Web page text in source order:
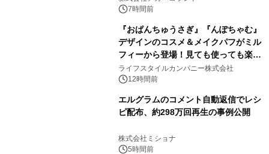
7時間前
『おぱんちゅうさぎ』『んぽちゃむ』
デザインのコスメ＆メイクパフがミル
フィーから登場！見ても使っても楽し
い、ポップでキュートなコレクショ
ン。
ライフスタイルカンパニー株式会社
12時間前
エルグラムのコメント自動返信でレシ
ピ配布、約298万回再生の事例公開
株式会社ミショナ
5時間前